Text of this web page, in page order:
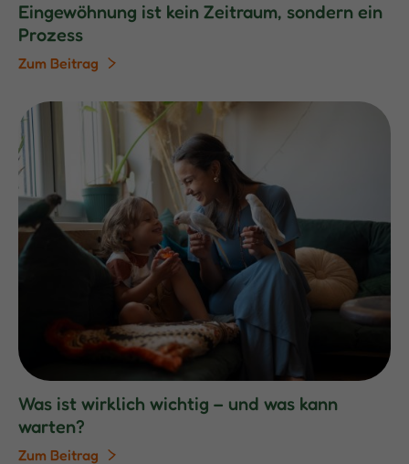
Eingewöhnung ist kein Zeitraum, sondern ein
Prozess
Zum Beitrag
Was ist wirklich wichtig – und was kann
warten?
Zum Beitrag